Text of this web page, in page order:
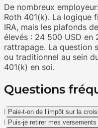
De nombreux
Roth 401(k). La logique
IRA, mais les plafonds
élevés : 24 500 USD en
rattrapage. La question
ou traditionnel au sein
401(k) en soi.
Questions
Paie-t-on de l’impôt sur la
Puis-je retirer mes